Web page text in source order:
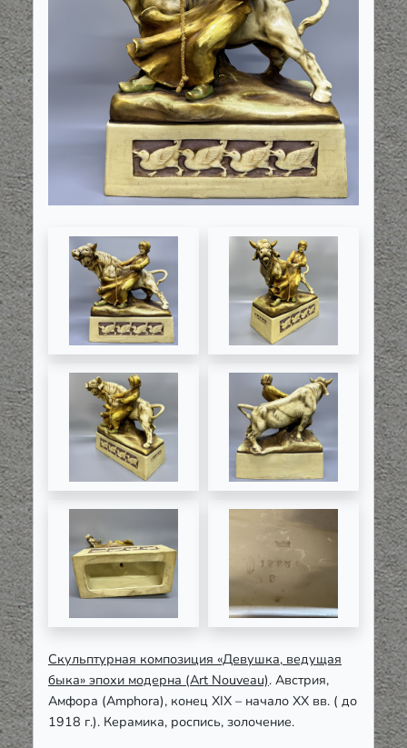
Скульптурная композиция «Девушка, ведущая
быка» эпохи модерна (Art Nouveau). Австрия,
Амфора (Amphora), конец XIX – начало ХХ вв. ( до
1918 г.). Керамика, роспись, золочение.